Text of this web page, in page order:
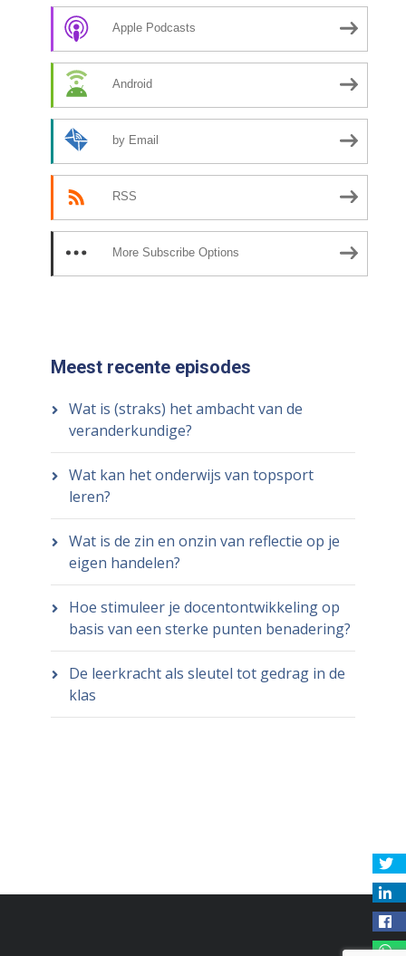
Apple Podcasts
Android
by Email
RSS
More Subscribe Options
Meest recente episodes
Wat is (straks) het ambacht van de
veranderkundige?
Wat kan het onderwijs van topsport
leren?
Wat is de zin en onzin van reflectie op je
eigen handelen?
Hoe stimuleer je docentontwikkeling op
basis van een sterke punten benadering?
De leerkracht als sleutel tot gedrag in de
klas